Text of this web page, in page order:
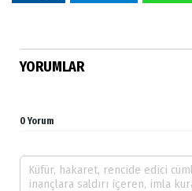
YORUMLAR
0 Yorum